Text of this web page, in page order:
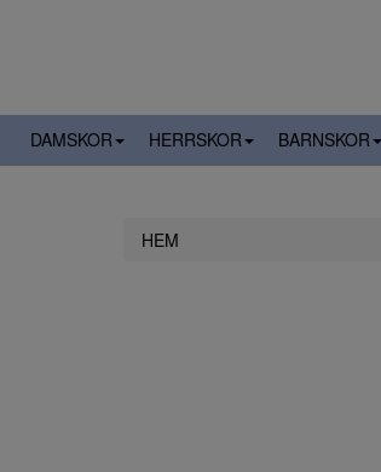
DAMSKOR HERRSKOR BARNSKOR
HEM